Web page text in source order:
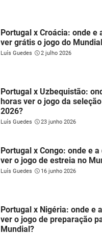
Portugal x Croácia: onde e
ver grátis o jogo do
Luís Guedes 2 julho 2026
Portugal x Uzbequistão:
horas ver o jogo da
2026?
Luís Guedes 23 junho 2026
Portugal x Congo: onde e
ver o jogo de estreia no
Luís Guedes 16 junho 2026
Portugal x Nigéria: onde e
ver o jogo de preparação
Mundial?